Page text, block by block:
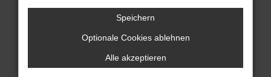
Stelle sicher, dass dein Browser und dein
Betriebssystem auf dem neuesten Stand
Veraltete Software birgt nicht nur ein
Sicherheitsrisiko, sondern kann auch dazu
Speichern
Optionale Cookies ablehnen
Alle akzeptieren